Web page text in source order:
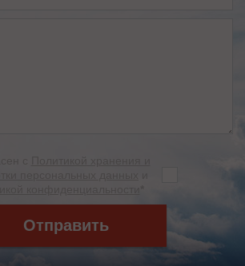
Отправить